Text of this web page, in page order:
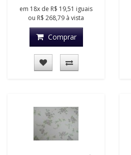
em 18x de R$ 19,51 iguais
ou R$ 268,79 à vista
Comprar